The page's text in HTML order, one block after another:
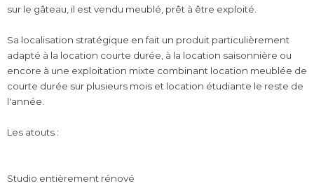
sur le gâteau, il est vendu meublé, prêt à être exploité.
Sa localisation stratégique en fait un produit particulièrement
adapté à la location courte durée, à la location saisonnière ou
encore à une exploitation mixte combinant location meublée de
courte durée sur plusieurs mois et location étudiante le reste de
l'année.
Les atouts :
Studio entièrement rénové